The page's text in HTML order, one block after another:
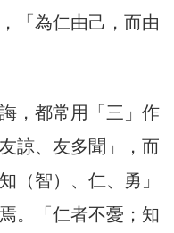
「為仁由己，而由
，都常用「三」作
諒、友多聞」，而
（智）、仁、勇」
。「仁者不憂；知